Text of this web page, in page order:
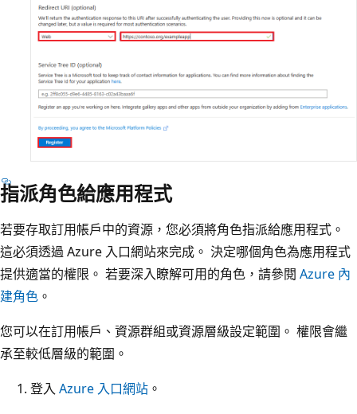
指派角色給應用程式
若要存取訂用帳戶中的資源，您必須將角色指派給應用程式。
這必須透過 Azure 入口網站來完成。 決定哪個角色為應用程式
提供適當的權限。 若要深入瞭解可用的角色，請參閱 Azure 內
建角色 。
您可以在訂用帳戶、資源群組或資源層級設定範圍。 權限會繼
承至較低層級的範圍。
登入Azure 入口網站 。